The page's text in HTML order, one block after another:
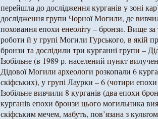
перейшла до дослідження курганів у зоні
дослідження групи Чорної Могили, де
поховання епохи енеоліту – бронзи. Вище
роботи й у групі Могили Гурського, в якій
бронзи та дослідили три курганні групи –
Ізобільне (в 1989 р. населений пункт
Дідової Могили археологи розкопали 6
скіфських), у групі Лаурки – 6 (чотири
Ізобільне вивчили 8 курганів (два епохи
курганів епохи бронзи цього могильника
скіфським мечем, мабуть, пов’язана з